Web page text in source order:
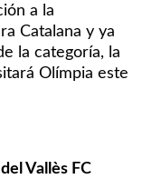
a la
Catalana y ya
la categoría, la
Olímpia este
Vallès FC